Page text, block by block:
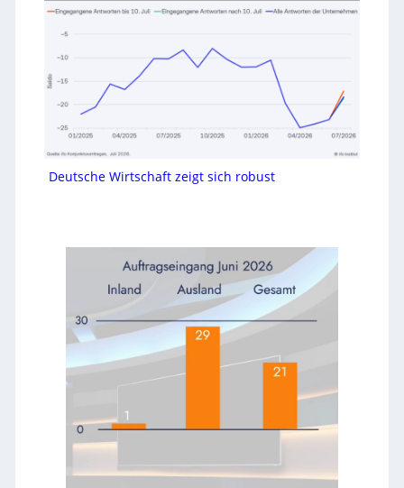
Deutsche Wirtschaft zeigt sich robust